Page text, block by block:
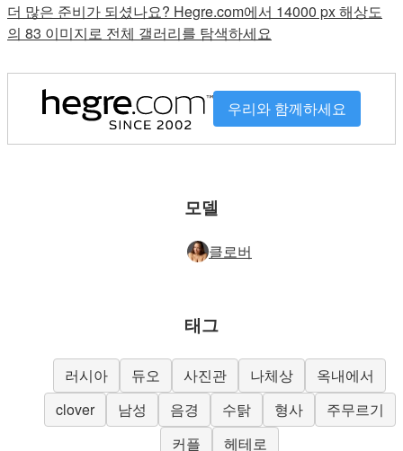
더 많은 준비가 되셨나요? Hegre.com에서 14000 px 해상도
의 83 이미지로 전체 갤러리를 탐색하세요
우리와 함께하세요
모델
클로버
태그
러시아 듀오 사진관 나체상
옥내에서
clover
남성 음경 수탉 형사
주무르기
커플
헤테로